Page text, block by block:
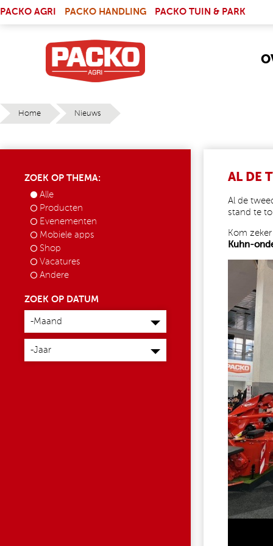
PACKO AGRI
PACKO HANDLING PACKO TUIN & PARK
Home Nieuws
ZOEK OP THEMA:
Alle
Producten
Evenementen
Mobiele apps
Shop
Vacatures
Andere
ZOEK OP DATUM
Maand
-Maand
Jaar
-Jaar
AL DE
Al de
stand te
Kom
Kuhn-